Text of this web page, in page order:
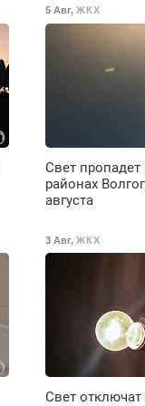
–
5 Авг, ЖКХ
Свет пропадет
районах
августа
3 Авг, ЖКХ
Свет отключат